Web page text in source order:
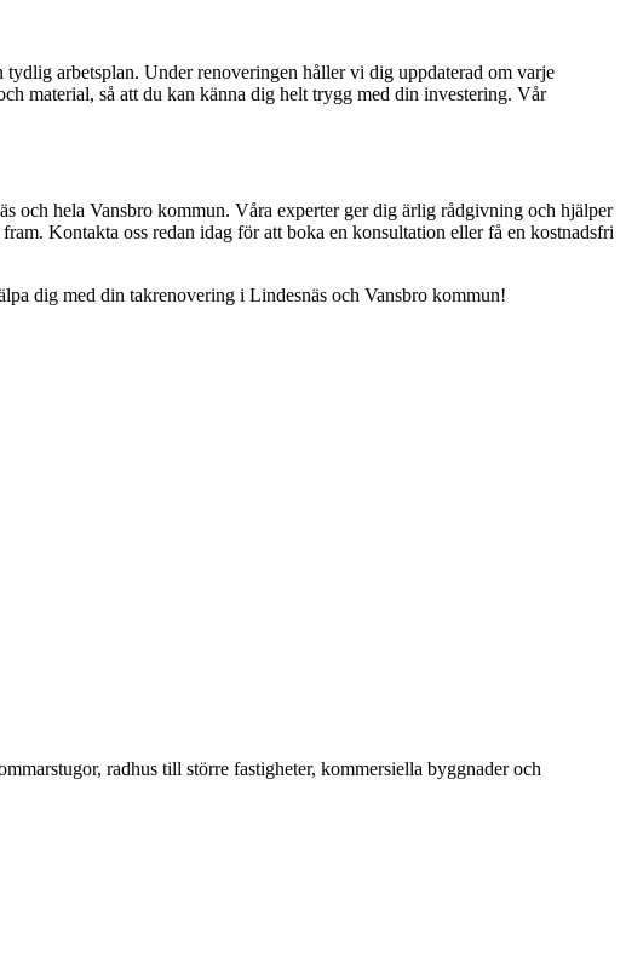
arbetsplan. Under renoveringen håller vi dig uppdaterad om varje
material, så att du kan känna dig helt trygg med din investering. Vår
och hela Vansbro kommun. Våra experter ger dig ärlig rådgivning och hjälper
Kontakta oss redan idag för att boka en konsultation eller få en kostnadsfri
dig med din takrenovering i Lindesnäs och Vansbro kommun!
radhus till större fastigheter, kommersiella byggnader och